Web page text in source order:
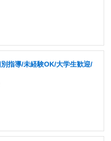
指導/未経験OK/大学生歓迎/